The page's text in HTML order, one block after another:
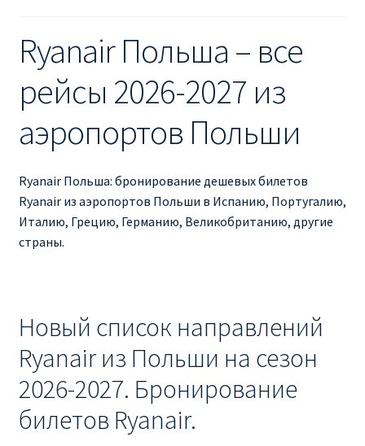
Ryanair изменение имени
Ryanair изменения
Ryanair изменить дату
Ryanair изменить фамилию
Ryanair Испания
Ryanair направления, акции
Ryanair онлайн регистрация
Ryanair ошибка в фамилии, имени
Ryanair Польша – все
рейсы 2026-2027 из
аэропортов Польши
Ryanair Польша: бронирование дешевых билетов
Ryanair из аэропортов Польши в Испанию, Португалию,
Италию, Грецию, Германию, Великобританию, другие
страны.
Новый список направлений
Ryanair из Польши на сезон
2026-2027. Бронирование
билетов Ryanair.